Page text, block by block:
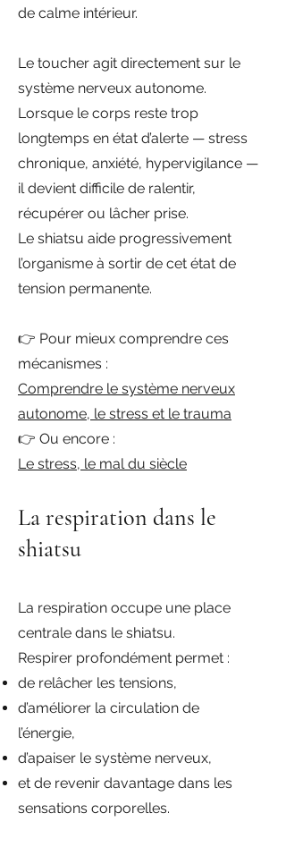
de calme intérieur.
Le toucher agit directement sur le
système nerveux autonome.
Lorsque le corps reste trop
longtemps en état d’alerte — stress
chronique, anxiété, hypervigilance —
il devient difficile de ralentir,
récupérer ou lâcher prise.
Le shiatsu aide progressivement
l’organisme à sortir de cet état de
tension permanente.
👉 Pour mieux comprendre ces
mécanismes :
Comprendre le système nerveux
autonome, le stress et le trauma
👉 Ou encore :
Le stress, le mal du siècle
La respiration dans le
shiatsu
La respiration occupe une place
centrale dans le shiatsu.
Respirer profondément permet :
de relâcher les tensions,
d’améliorer la circulation de
l’énergie,
d’apaiser le système nerveux,
et de revenir davantage dans les
sensations corporelles.